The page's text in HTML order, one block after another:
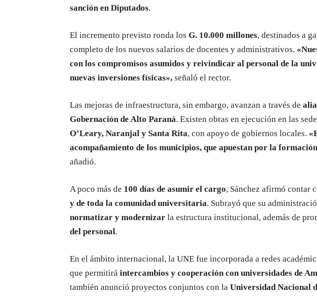
sanción en Diputados.
El incremento previsto ronda los G. 10.000 millones, destinados a
completo de los nuevos salarios de docentes y administrativos.
con los compromisos asumidos y reivindicar al personal de la
nuevas inversiones físicas», señaló el rector.
Las mejoras de infraestructura, sin embargo, avanzan a través de
Gobernación de Alto Paraná. Existen obras en ejecución en las
O’Leary, Naranjal y Santa Rita, con apoyo de gobiernos locales.
acompañamiento de los municipios, que apuestan por la
añadió.
A poco más de 100 días de asumir el cargo, Sánchez afirmó contar
y de toda la comunidad universitaria. Subrayó que su
normatizar y modernizar la estructura institucional, además de
del personal.
En el ámbito internacional, la UNE fue incorporada a redes
que permitirá intercambios y cooperación con universidades de
también anunció proyectos conjuntos con la Universidad Nacional